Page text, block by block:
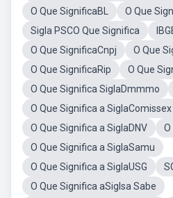
O Que SignificaBL
O Que
Sigla PSCO Que Significa
O Que SignificaCnpj
O Que
O Que SignificaRip
O Que
O Que Significa SiglaDmmmo
O Que Significa a SiglaComissex
O Que Significa a SiglaDNV
O Que Significa a SiglaSamu
O Que Significa a SiglaUSG
O Que Significa aSiglsa Sabe